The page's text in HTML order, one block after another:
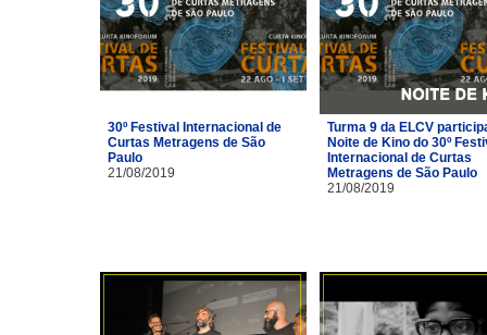
30º Festival Internacional de
Curtas Metragens de São
Paulo
21/08/2019
Turma 9 da ELCV
Noite de Kino do 30º
Internacional de Curtas
Metragens de São Paulo
21/08/2019